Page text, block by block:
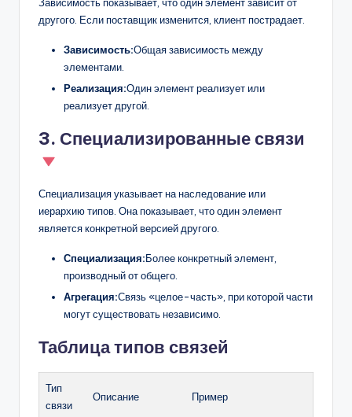
другого. Если поставщик изменится, клиент пострадает.
Зависимость:Общая зависимость между
элементами.
Реализация:Один элемент реализует или
реализует другой.
3. Специализированные связи
Специализация указывает на наследование или
иерархию типов. Она показывает, что один элемент
является конкретной версией другого.
Специализация:Более конкретный элемент,
производный от общего.
Агрегация:Связь «целое-часть», при которой части
могут существовать независимо.
Таблица типов связей
Тип
связи
Описание Пример